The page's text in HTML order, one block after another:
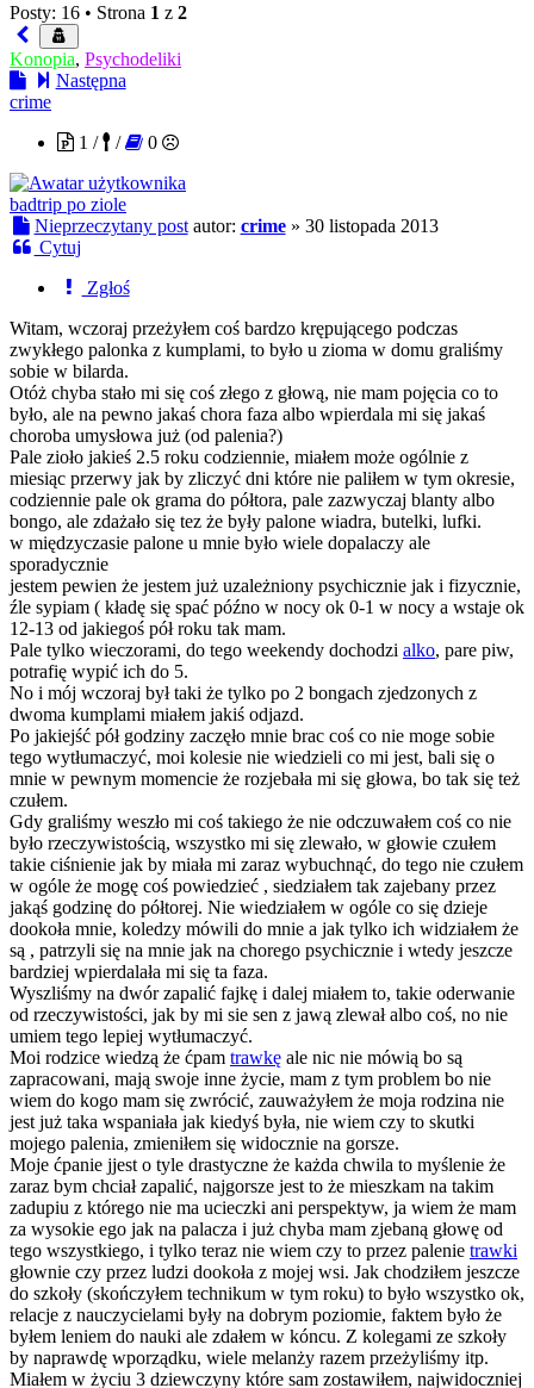
Posty: 16 • Strona 1 z 2
Konopia, Psychodeliki
Następna
crime
1 /
/ 0
badtrip po ziole
Nieprzeczytany post autor: crime» 30 listopada 2013
Cytuj
Zgłoś
Witam, wczoraj przeżyłem coś bardzo krępującego podczas
zwykłego palonka z kumplami, to było u zioma w domu graliśmy
sobie w bilarda.
Otóż chyba stało mi się coś złego z głową, nie mam pojęcia co to
było, ale na pewno jakaś chora faza albo wpierdala mi się jakaś
choroba umysłowa już (od palenia?)
Pale zioło jakieś 2.5 roku codziennie, miałem może ogólnie z
miesiąc przerwy jak by zliczyć dni które nie paliłem w tym okresie,
codziennie pale ok grama do półtora, pale zazwyczaj blanty albo
bongo, ale zdażało się tez że były palone wiadra, butelki, lufki.
w międzyczasie palone u mnie było wiele dopalaczy ale
sporadycznie
jestem pewien że jestem już uzależniony psychicznie jak i fizycznie,
źle sypiam ( kładę się spać późno w nocy ok 0-1 w nocy a wstaje ok
12-13 od jakiegoś pół roku tak mam.
Pale tylko wieczorami, do tego weekendy dochodzi alko, pare piw,
potrafię wypić ich do 5.
No i mój wczoraj był taki że tylko po 2 bongach zjedzonych z
dwoma kumplami miałem jakiś odjazd.
Po jakiejść pół godziny zaczęło mnie brac coś co nie moge sobie
tego wytłumaczyć, moi kolesie nie wiedzieli co mi jest, bali się o
mnie w pewnym momencie że rozjebała mi się głowa, bo tak się też
czułem.
Gdy graliśmy weszło mi coś takiego że nie odczuwałem coś co nie
było rzeczywistością, wszystko mi się zlewało, w głowie czułem
takie ciśnienie jak by miała mi zaraz wybuchnąć, do tego nie czułem
w ogóle że mogę coś powiedzieć , siedziałem tak zajebany przez
jakąś godzinę do półtorej. Nie wiedziałem w ogóle co się dzieje
dookoła mnie, koledzy mówili do mnie a jak tylko ich widziałem że
są , patrzyli się na mnie jak na chorego psychicznie i wtedy jeszcze
bardziej wpierdalała mi się ta faza.
Wyszliśmy na dwór zapalić fajkę i dalej miałem to, takie oderwanie
od rzeczywistości, jak by mi sie sen z jawą zlewał albo coś, no nie
umiem tego lepiej wytłumaczyć.
Moi rodzice wiedzą że ćpam trawkę ale nic nie mówią bo są
zapracowani, mają swoje inne życie, mam z tym problem bo nie
wiem do kogo mam się zwrócić, zauważyłem że moja rodzina nie
jest już taka wspaniała jak kiedyś była, nie wiem czy to skutki
mojego palenia, zmieniłem się widocznie na gorsze.
Moje ćpanie jjest o tyle drastyczne że każda chwila to myślenie że
zaraz bym chciał zapalić, najgorsze jest to że mieszkam na takim
zadupiu z którego nie ma ucieczki ani perspektyw, ja wiem że mam
za wysokie ego jak na palacza i już chyba mam zjebaną głowę od
tego wszystkiego, i tylko teraz nie wiem czy to przez palenie trawki
głownie czy przez ludzi dookoła z mojej wsi. Jak chodziłem jeszcze
do szkoły (skończyłem technikum w tym roku) to było wszystko ok,
relacje z nauczycielami były na dobrym poziomie, faktem było że
byłem leniem do nauki ale zdałem w kóncu. Z kolegami ze szkoły
by naprawdę wporządku, wiele melanży razem przeżyliśmy itp.
Miałem w życiu 3 dziewczyny które sam zostawiłem, najwidoczniej